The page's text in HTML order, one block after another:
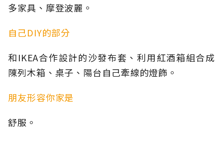
多家具、摩登波麗。
自己DIY的部分
和IKEA合作設計的沙發布套、利用紅酒箱組合成
陳列木箱、桌子、陽台自己牽線的燈飾。
朋友形容你家是
舒服。